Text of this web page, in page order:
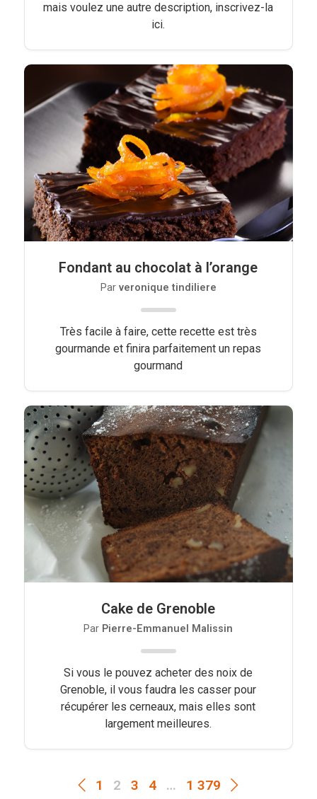
mais voulez une autre description, inscrivez-la
ici.
Fondant au chocolat à l’orange
Par veronique tindiliere
Très facile à faire, cette recette est très
gourmande et finira parfaitement un repas
gourmand
Cake de Grenoble
Par Pierre-Emmanuel Malissin
Si vous le pouvez acheter des noix de
Grenoble, il vous faudra les casser pour
récupérer les cerneaux, mais elles sont
largement meilleures.
1 2 3 4 … 1 379